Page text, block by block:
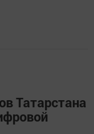
Татарстана